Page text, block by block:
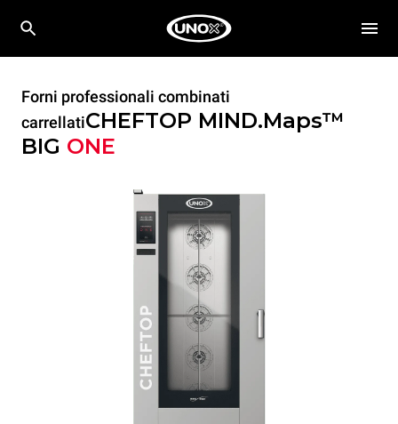
Forni professionali combinati
carrellatiCHEFTOP MIND.Maps™
BIG ONE